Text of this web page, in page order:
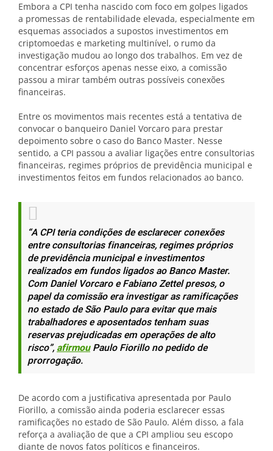
Embora a CPI tenha nascido com foco em golpes ligados
a promessas de rentabilidade elevada, especialmente em
esquemas associados a supostos investimentos em
criptomoedas e marketing multinível, o rumo da
investigação mudou ao longo dos trabalhos. Em vez de
concentrar esforços apenas nesse eixo, a comissão
passou a mirar também outras possíveis conexões
financeiras.
Entre os movimentos mais recentes está a tentativa de
convocar o banqueiro Daniel Vorcaro para prestar
depoimento sobre o caso do Banco Master. Nesse
sentido, a CPI passou a avaliar ligações entre consultorias
financeiras, regimes próprios de previdência municipal e
investimentos feitos em fundos relacionados ao banco.
“A CPI teria condições de esclarecer conexões
entre consultorias financeiras, regimes próprios
de previdência municipal e investimentos
realizados em fundos ligados ao Banco Master.
Com Daniel Vorcaro e Fabiano Zettel presos, o
papel da comissão era investigar as ramificações
no estado de São Paulo para evitar que mais
trabalhadores e aposentados tenham suas
reservas prejudicadas em operações de alto
risco”,afirmouPaulo Fiorillo no pedido de
prorrogação.
De acordo com a justificativa apresentada por Paulo
Fiorillo, a comissão ainda poderia esclarecer essas
ramificações no estado de São Paulo. Além disso, a fala
reforça a avaliação de que a CPI ampliou seu escopo
diante de novos fatos políticos e financeiros.